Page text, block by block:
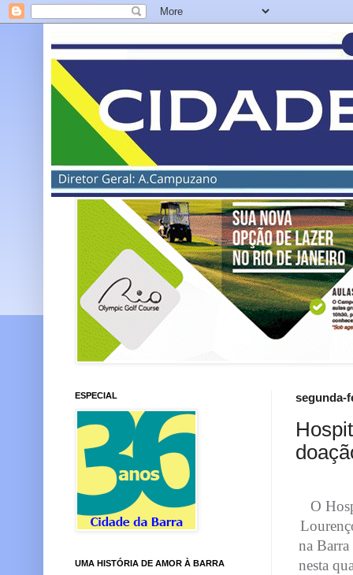
segunda-
O
na
nesta
ESPECIAL
UMA HISTÓRIA DE AMOR À BARRA